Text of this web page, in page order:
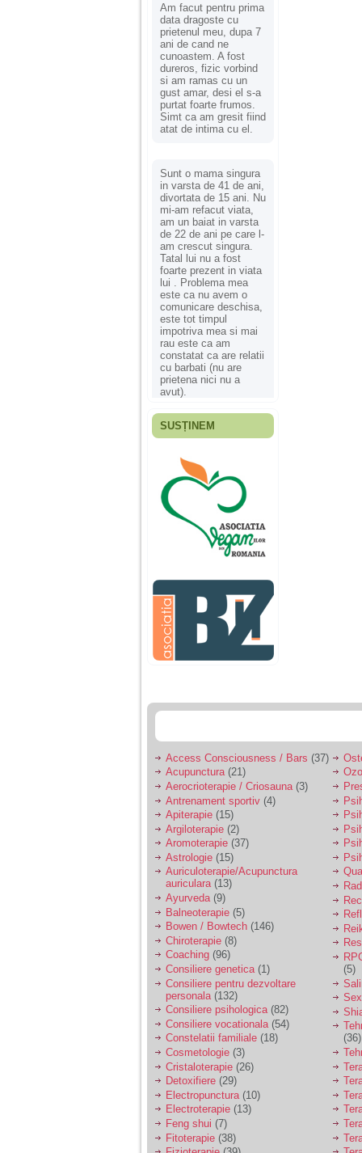
Am facut pentru prima
data dragoste cu
prietenul meu, dupa 7
ani de cand ne
cunoastem. A fost
dureros, fizic vorbind
si am ramas cu un
gust amar, desi el s-a
purtat foarte frumos.
Simt ca am gresit fiind
atat de intima cu el.
Sunt o mama singura
in varsta de 41 de ani,
divortata de 15 ani. Nu
mi-am refacut viata,
am un baiat in varsta
de 22 de ani pe care l-
am crescut singura.
Tatal lui nu a fost
foarte prezent in viata
lui . Problema mea
este ca nu avem o
comunicare deschisa,
este tot timpul
impotriva mea si mai
rau este ca am
constatat ca are relatii
cu barbati (nu are
prietena nici nu a
avut).
Fiica mea s-a nascut
ani, privind in urma
realizez cat de multe
greseli am facut in
educatia si cresterea
ei, am fost o mama
egoista, preocupata
de implinirea
profesionala, cand ea
era mica am neglijat-
agresiva, orice
greseala era taxata cu
o palma sau pedepse.
De 4 ani am o relatie
serioasa cu un barbat
sa se manifeste o
Ma aflu aici pentru ca
vreau sa stiu daca am
nevoie de un psiholog
sau psihiatru.
Sunt casatorita, am
31 de ani si un copil in
varsta de 2 ani care
mi-e lumina ochilor.
De ceva timp simt ca
mi s-a adunat
oboseala, o oboseala
cronica de care nu pot
scapa si simt ca din
cauza ei nu pot
controla nervii si
cateodata are copilul
de suferit.
Am o bariera peste
care nu pot trece:
prietena mea a ramas
insarcinata cu o fata.
Am fost de comun
acord sa facem un
copil, cu gandul ca e
baiat.
SUSȚINEM
Access Consciousness / Bars (37)
Acupunctura(21)
Aerocrioterapie / Criosauna (3)
Antrenament sportiv (4)
Apiterapie (15)
Argiloterapie (2)
Aromoterapie (37)
Astrologie (15)
Auriculoterapie/Acupunctura
auriculara(13)
Ayurveda(9)
Balneoterapie (5)
Bowen / Bowtech (146)
Chiroterapie (8)
Coaching (96)
Consiliere genetica(1)
Consiliere pentru dezvoltare
personala (132)
Consiliere psihologica(82)
Consiliere vocationala (54)
Constelatii familiale (18)
Cosmetologie (3)
Cristaloterapie (26)
Detoxifiere (29)
Electropunctura (10)
Electroterapie (13)
Feng shui (7)
Fitoterapie (38)
(5)
(36)